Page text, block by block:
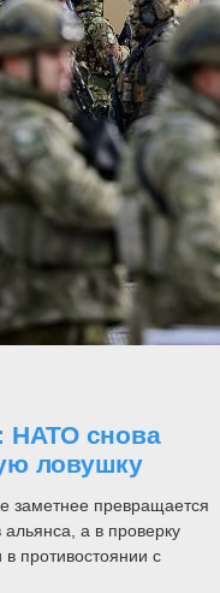
НАТО снова
ловушку
заметнее превращается
а в проверку
в противостоянии с